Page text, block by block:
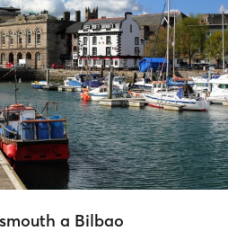
a Bilbao